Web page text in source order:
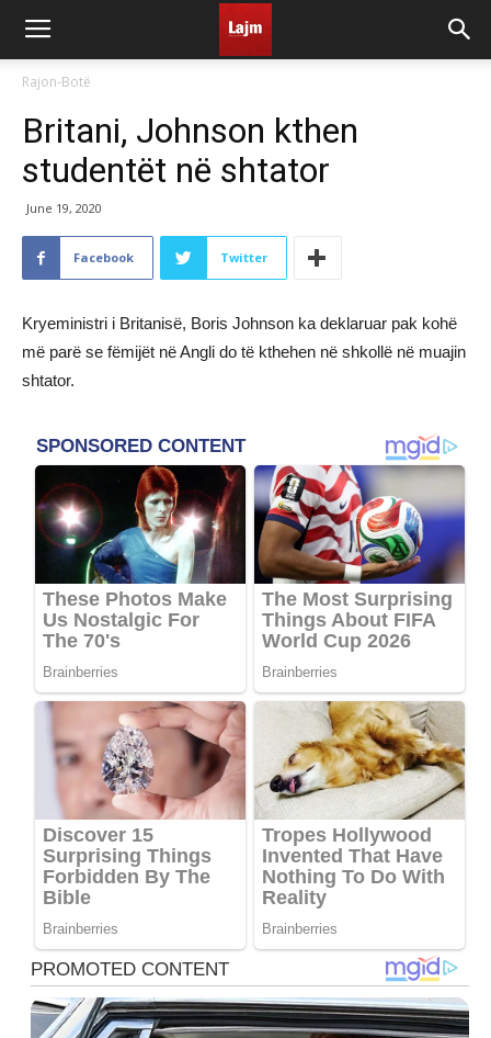
Rajon-Botë
Britani, Johnson kthen
studentët në shtator
June 19, 2020
Facebook Twitter
Kryeministri i Britanisë, Boris Johnson ka deklaruar pak kohë
më parë se fëmijët në Angli do të kthehen në shkollë në muajin
shtator.